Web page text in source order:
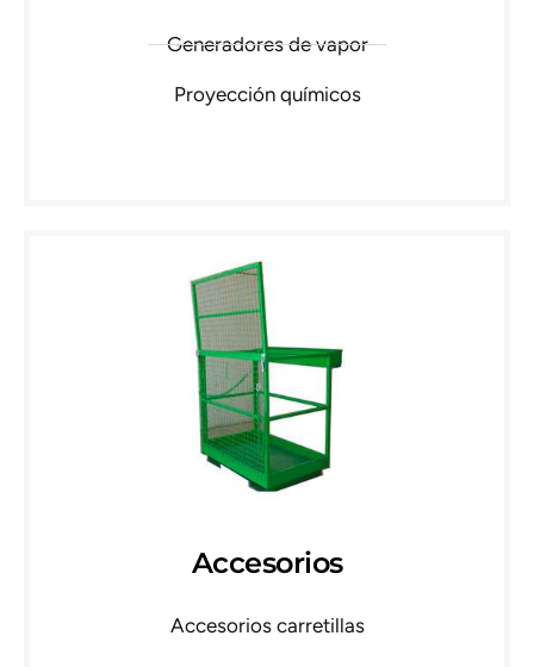
Generadores de vapor
Proyección químicos
Accesorios
Accesorios carretillas